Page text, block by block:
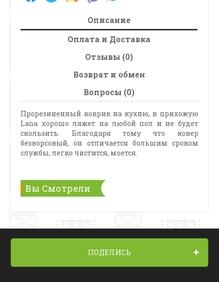
Описание
Оплата и Доставка
Отзывы (0)
Возврат и обмен
Вопросы (0)
Прорезиненный коврик на кухню, в прихожую
Lana хорошо ляжет на любой пол и не будет
скользить. Благодаря тому что ковер
безворсовый, он отличается большим сроком
службы, легко чистится, моется.
Вы Смотрели
ПОДЕЛИСЬ